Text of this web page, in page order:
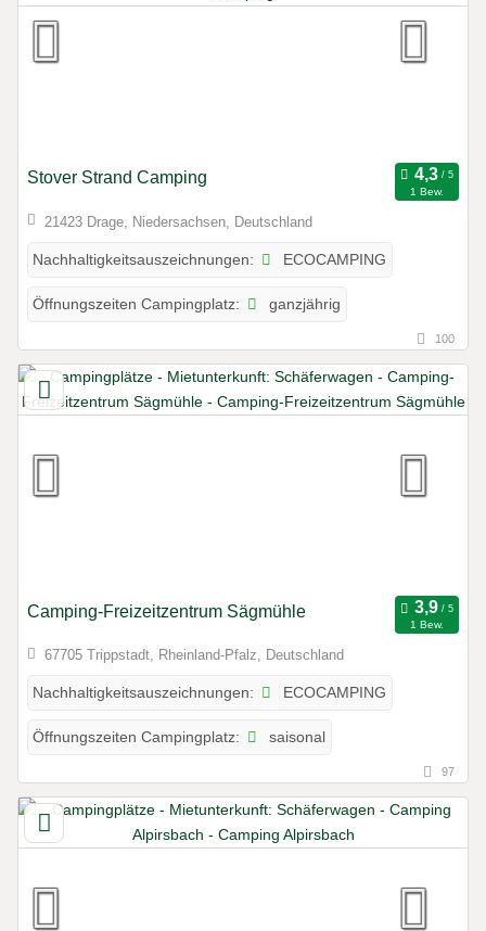
Stover Strand Camping
1 Bew.
21423 Drage, Niedersachsen, Deutschland
Nachhaltigkeitsauszeichnungen: ECOCAMPING
Öffnungszeiten Campingplatz: ganzjährig
100
Camping-Freizeitzentrum Sägmühle
1 Bew.
67705 Trippstadt, Rheinland-Pfalz, Deutschland
Nachhaltigkeitsauszeichnungen: ECOCAMPING
Öffnungszeiten Campingplatz: saisonal
97